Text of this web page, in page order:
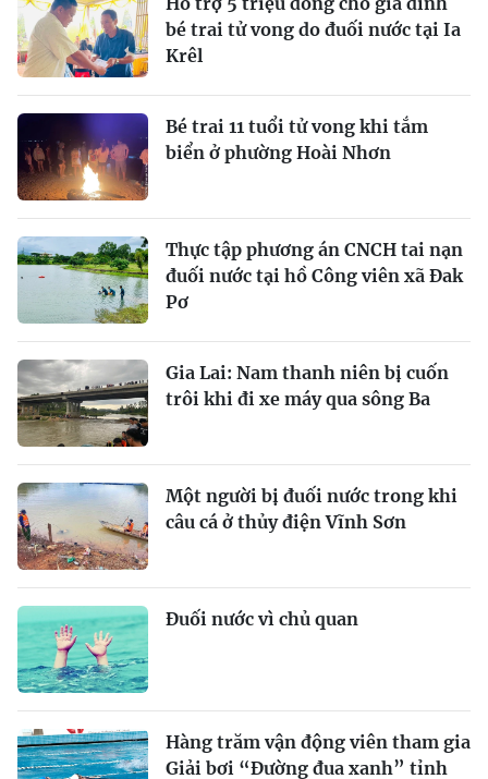
bé trai tử vong do đuối nước tại Ia
Krêl
Bé trai 11 tuổi tử vong khi tắm
biển ở phường Hoài Nhơn
Thực tập phương án CNCH tai nạn
đuối nước tại hồ Công viên xã Đak
Pơ
Gia Lai: Nam thanh niên bị cuốn
trôi khi đi xe máy qua sông Ba
Một người bị đuối nước trong khi
câu cá ở thủy điện Vĩnh Sơn
Đuối nước vì chủ quan
Hàng trăm vận động viên tham gia
Giải bơi “Đường đua xanh” tỉnh